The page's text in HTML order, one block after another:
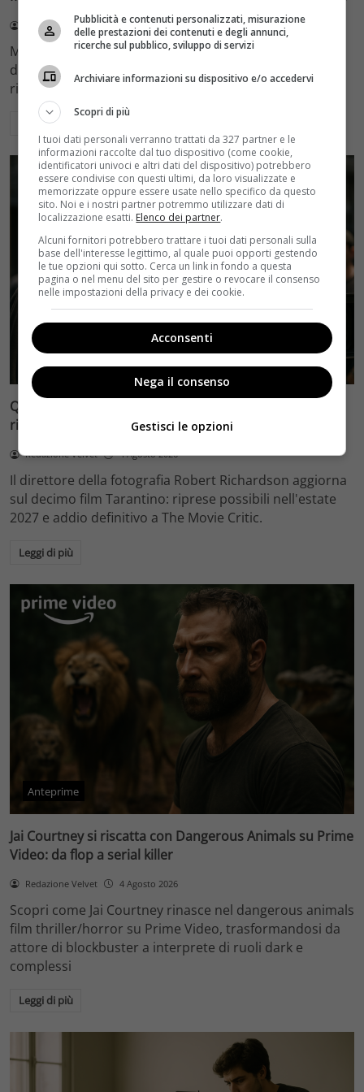
Redazione Velvet 4 Agosto 2026
Mediaset sceglie di mantenere Gerry Scotti e La Ruota
della Fortuna nell'access prime time estivo di Canale 5,
rinviando a dicembre il debutto di Enrico Pa
Leggi di più
Quentin Tarantino e il decimo film: Robert Richardson
rivela riprese forse nel 2027 e l’addio a The Movie Critic
Redazione Velvet 4 Agosto 2026
Il direttore della fotografia Robert Richardson aggiorna
sul decimo film Tarantino: riprese possibili nell'estate
2027 e addio definitivo a The Movie Critic.
Leggi di più
Anteprime
Jai Courtney si riscatta con Dangerous Animals su Prime
Video: da flop a serial killer
Redazione Velvet 4 Agosto 2026
Scopri come Jai Courtney rinasce nel dangerous animals
film thriller/horror su Prime Video, trasformandosi da
attore di blockbuster a interprete di ruoli dark e
complessi
Leggi di più
Pubblicità e contenuti personalizzati, misurazione
delle prestazioni dei contenuti e degli annunci,
ricerche sul pubblico, sviluppo di servizi
Archiviare informazioni su dispositivo e/o accedervi
Scopri di più
I tuoi dati personali verranno trattati da 327 partner e le
informazioni raccolte dal tuo dispositivo (come cookie,
identificatori univoci e altri dati del dispositivo) potrebbero
essere condivise con questi ultimi, da loro visualizzate e
memorizzate oppure essere usate nello specifico da questo
sito. Noi e i nostri partner potremmo utilizzare dati di
localizzazione esatti. Elenco dei partner.
Alcuni fornitori potrebbero trattare i tuoi dati personali sulla
base dell'interesse legittimo, al quale puoi opporti gestendo
le tue opzioni qui sotto. Cerca un link in fondo a questa
pagina o nel menu del sito per gestire o revocare il consenso
nelle impostazioni della privacy e dei cookie.
Acconsenti
Nega il consenso
Gestisci le opzioni